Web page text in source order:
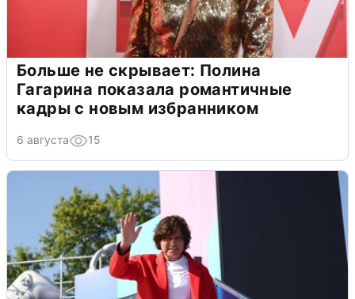
Больше не скрывает: Полина
Гагарина показала романтичные
кадры с новым избранником
6 августа 15